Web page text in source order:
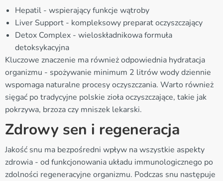
Hepatil - wspierający funkcje wątroby
Liver Support - kompleksowy preparat oczyszczający
Detox Complex - wieloskładnikowa formuła
detoksykacyjna
Kluczowe znaczenie ma również odpowiednia hydratacja
organizmu - spożywanie minimum 2 litrów wody dziennie
wspomaga naturalne procesy oczyszczania. Warto również
sięgać po tradycyjne polskie zioła oczyszczające, takie jak
pokrzywa, brzoza czy mniszek lekarski.
Zdrowy sen i regeneracja
Jakość snu ma bezpośredni wpływ na wszystkie aspekty
zdrowia - od funkcjonowania układu immunologicznego po
zdolności regeneracyjne organizmu. Podczas snu następuje